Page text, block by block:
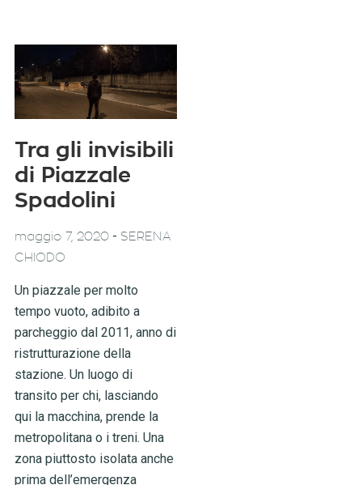
Tra gli invisibili
di Piazzale
Spadolini
maggio 7, 2020- SERENA
CHIODO
Un piazzale per molto
tempo vuoto, adibito a
parcheggio dal 2011, anno di
ristrutturazione della
stazione. Un luogo di
transito per chi, lasciando
qui la macchina, prende la
metropolitana o i treni. Una
zona piuttosto isolata anche
prima dell’emergenza